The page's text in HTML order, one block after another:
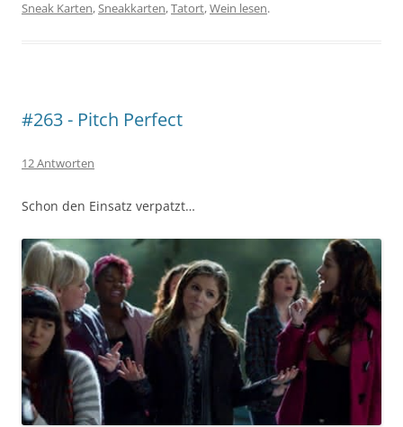
Sneak Karten,Sneakkarten,Tatort,Wein lesen.
#263 - Pitch Perfect
12 Antworten
Schon den Einsatz verpatzt…